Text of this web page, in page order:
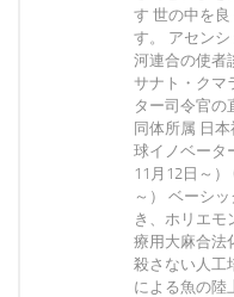
す 世の中を
す。 アセン
河連合の使者
サナト・クマ
ター司令官の
同体所属 日
球イノベータ
11月12日～）
～） ベーシ
き、ホリエモ
療用大麻合法
殺さない人工
による魚の陸